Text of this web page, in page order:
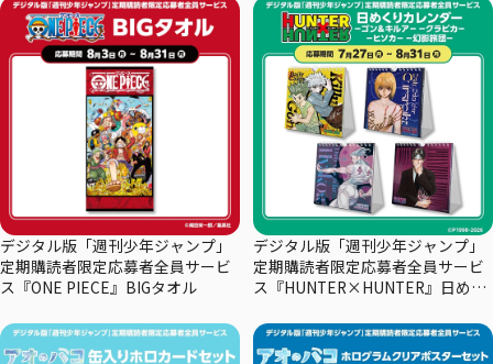
デジタル版「週刊少年ジャンプ」
定期購読者限定応募者全員サービ
ス『ONE PIECE』BIGタオル
デジタル版「週刊少年ジャンプ」
定期購読者限定応募者全員サービ
ス『HUNTER×HUNTER』日めく